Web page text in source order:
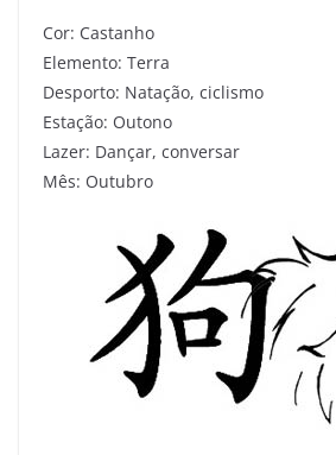
Cor: Castanho
Elemento: Terra
Desporto: Natação, ciclismo
Estação: Outono
Lazer: Dançar, conversar
Mês: Outubro